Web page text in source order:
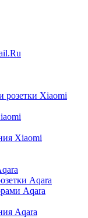
розетки Xiaomi
Xiaomi
Aqara
Aqara
Aqara